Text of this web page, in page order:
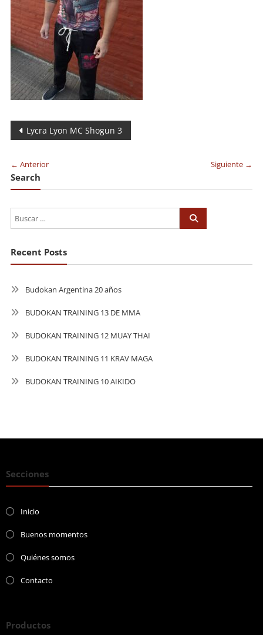
Navegación
entradas
Lycra Lyon MC Shogun 3
← Anterior Siguiente →
Search
Recent Posts
Budokan Argentina 20 años
BUDOKAN TRAINING 13 DE MMA
BUDOKAN TRAINING 12 MUAY THAI
BUDOKAN TRAINING 11 KRAV MAGA
BUDOKAN TRAINING 10 AIKIDO
Secciones
Inicio
Buenos momentos
Quiénes somos
Contacto
Productos